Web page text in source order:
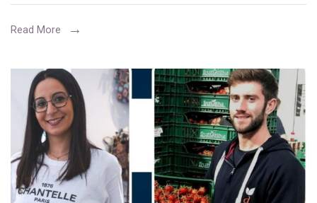
formazione
alle
piccole
imprese”
Read More